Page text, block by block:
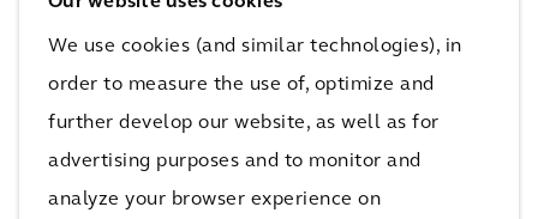
We use cookies (and similar technologies), in
order to measure the use of, optimize and
further develop our website, as well as for
advertising purposes and to monitor and
analyze your browser experience on
om in kleine dynamische en flexibele teams te
werken aan prototypes en innovatieve digitale
oplossingen om snel grote uitdagingen van
klanten mee te tackelen.